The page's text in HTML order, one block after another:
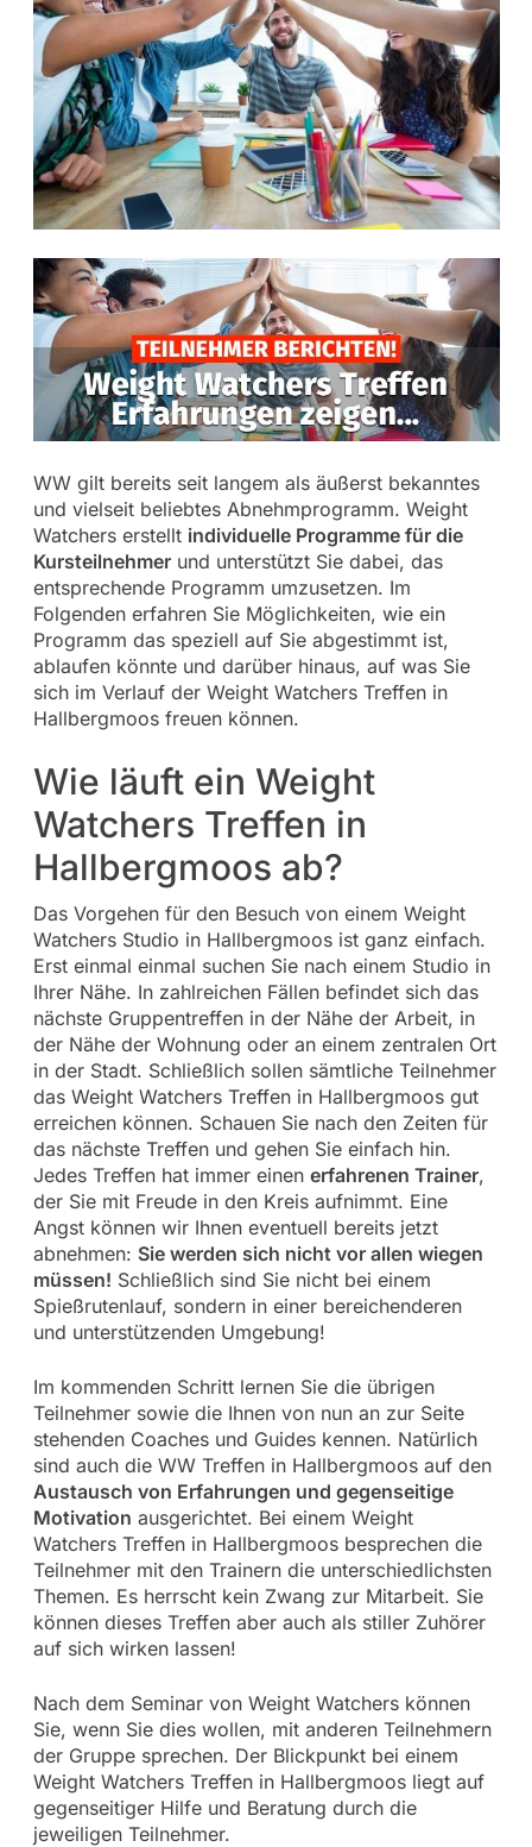
WW gilt bereits seit langem als äußerst bekanntes
und vielseit beliebtes Abnehmprogramm. Weight
Watchers erstellt individuelle Programme für die
Kursteilnehmerund unterstützt Sie dabei, das
entsprechende Programm umzusetzen. Im
Folgenden erfahren Sie Möglichkeiten, wie ein
Programm das speziell auf Sie abgestimmt ist,
ablaufen könnte und darüber hinaus, auf was Sie
sich im Verlauf der Weight Watchers Treffen in
Hallbergmoos freuen können.
Wie läuft ein Weight
Watchers Treffen in
Hallbergmoos ab?
Das Vorgehen für den Besuch von einem Weight
Watchers Studio in Hallbergmoos ist ganz einfach.
Erst einmal einmal suchen Sie nach einem Studio in
Ihrer Nähe. In zahlreichen Fällen befindet sich das
nächste Gruppentreffen in der Nähe der Arbeit, in
der Nähe der Wohnung oder an einem zentralen Ort
in der Stadt. Schließlich sollen sämtliche Teilnehmer
das Weight Watchers Treffen in Hallbergmoos gut
erreichen können. Schauen Sie nach den Zeiten für
das nächste Treffen und gehen Sie einfach hin.
Jedes Treffen hat immer einen erfahrenen Trainer,
der Sie mit Freude in den Kreis aufnimmt. Eine
Angst können wir Ihnen eventuell bereits jetzt
abnehmen: Sie werden sich nicht vor allen wiegen
müssen! Schließlich sind Sie nicht bei einem
Spießrutenlauf, sondern in einer bereichenderen
und unterstützenden Umgebung!
Im kommenden Schritt lernen Sie die übrigen
Teilnehmer sowie die Ihnen von nun an zur Seite
stehenden Coaches und Guides kennen. Natürlich
sind auch die WW Treffen in Hallbergmoos auf den
Austausch von Erfahrungen und gegenseitige
Motivation ausgerichtet. Bei einem Weight
Watchers Treffen in Hallbergmoos besprechen die
Teilnehmer mit den Trainern die unterschiedlichsten
Themen. Es herrscht kein Zwang zur Mitarbeit. Sie
können dieses Treffen aber auch als stiller Zuhörer
auf sich wirken lassen!
Nach dem Seminar von Weight Watchers können
Sie, wenn Sie dies wollen, mit anderen Teilnehmern
der Gruppe sprechen. Der Blickpunkt bei einem
Weight Watchers Treffen in Hallbergmoos liegt auf
gegenseitiger Hilfe und Beratung durch die
jeweiligen Teilnehmer.